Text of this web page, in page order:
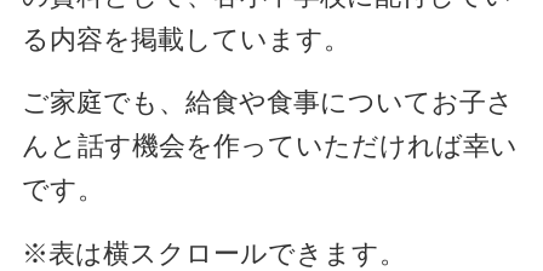
る内容を掲載しています。
ご家庭でも、給食や食事についてお子さ
んと話す機会を作っていただければ幸い
です。
※表は横スクロールできます。